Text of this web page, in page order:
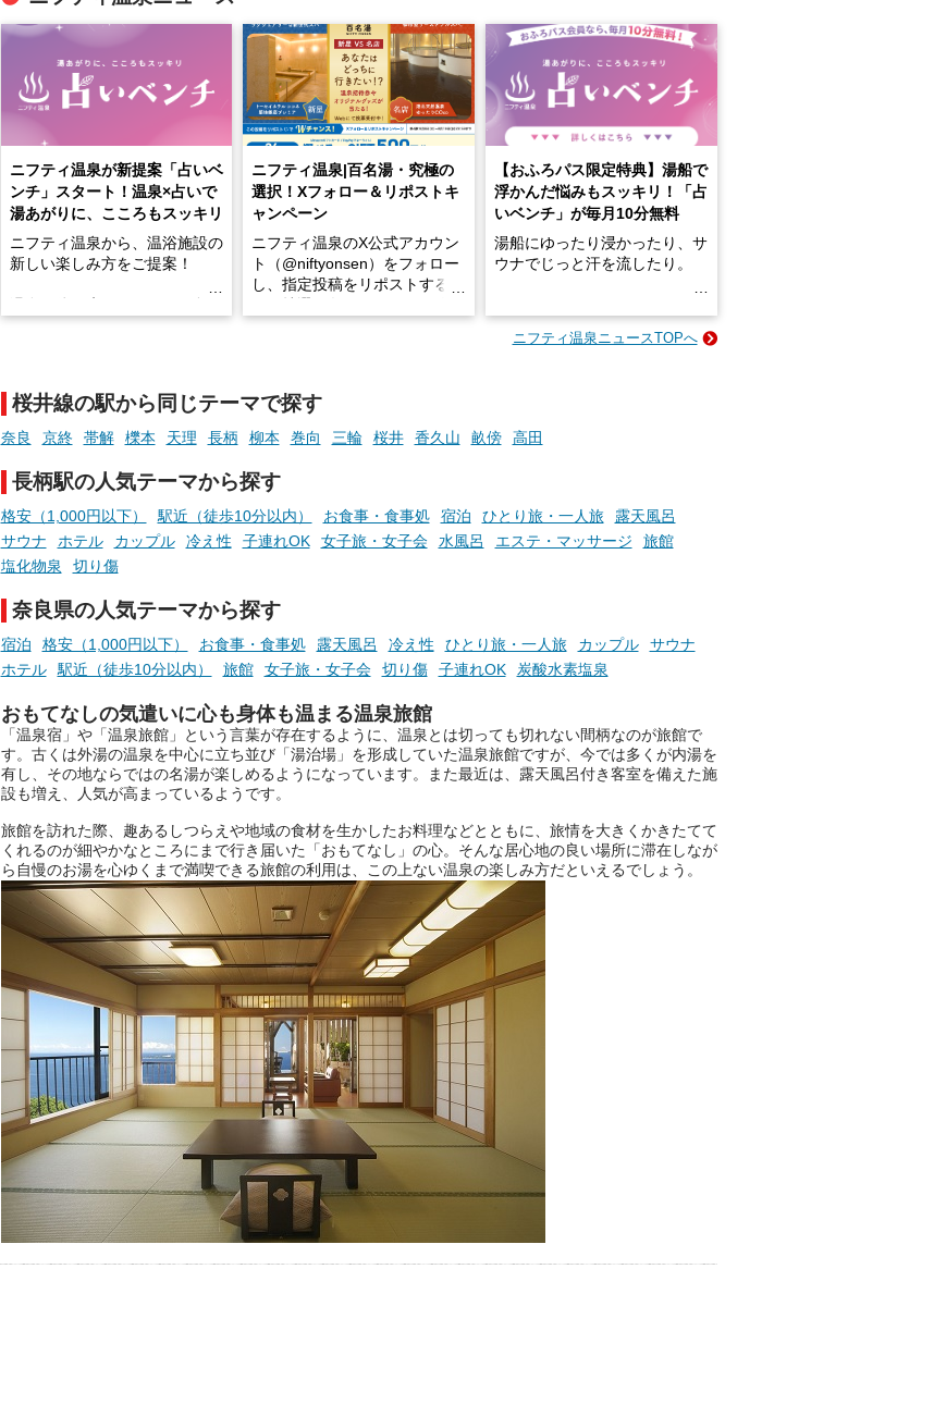
ニフティ温泉が新提案「占いベ
ンチ」スタート！温泉×占いで
湯あがりに、こころもスッキリ
ニフティ温泉から、温浴施設の
新しい楽しみ方をご提案！
手相やタロットなど気軽に楽し
める占いで、“ととのう”おふろ
時間を、もっと特別に。
ニフティ温泉|百名湯・究極の
選択！Xフォロー＆リポストキ
ャンペーン
ニフティ温泉のX公式アカウン
ト（@niftyonsen）をフォロー
し、指定投稿をリポストする
【おふろパス限定特典】湯船で
浮かんだ悩みもスッキリ！「占
いベンチ」が毎月10分無料
湯船にゆったり浸かったり、サ
ウナでじっと汗を流したり。
そんな「一人でぼんやり過ごす
でくることはありませんか？
お風呂でリラックスしているか
らこそ向き合える、大切な自分
の本音。
たら素敵ですよね。
は、そんなあなたの心のつぶや
きをプロの占い師に相談するこ
とができるサービスです。
おふろパス会員様なら、この特
別なひとときを「毎月10分無
料」でご利用いただけます。
お湯で体がほぐれたら、次は占
ニフティ温泉ニュースTOPへ
桜井線の駅から同じテーマで探す
奈良 京終 帯解 櫟本 天理 長柄 柳本 巻向 三輪 桜井 香久山 畝傍 高田
長柄駅の人気テーマから探す
格安（1,000円以下） 駅近（徒歩10分以内） お食事・食事処 宿泊 ひとり旅・一人旅
露天風呂
サウナ
ホテル カップル 冷え性 子連れOK 女子旅・女子会 水風呂 エステ・マッサージ
旅館
塩化物泉
切り傷
奈良県の人気テーマから探す
宿泊 格安（1,000円以下） お食事・食事処 露天風呂 冷え性 ひとり旅・一人旅 カップル
サウナ
ホテル
駅近（徒歩10分以内） 旅館 女子旅・女子会 切り傷 子連れOK 炭酸水素塩泉
おもてなしの気遣いに心も身体も温まる温泉旅館
「温泉宿」や「温泉旅館」という言葉が存在するように、温泉とは切っても切れない間柄なのが旅館で
す。古くは外湯の温泉を中心に立ち並び「湯治場」を形成していた温泉旅館ですが、今では多くが内湯を
有し、その地ならではの名湯が楽しめるようになっています。また最近は、露天風呂付き客室を備えた施
設も増え、人気が高まっているようです。
旅館を訪れた際、趣あるしつらえや地域の食材を生かしたお料理などとともに、旅情を大きくかきたてて
くれるのが細やかなところにまで行き届いた「おもてなし」の心。そんな居心地の良い場所に滞在しなが
ら自慢のお湯を心ゆくまで満喫できる旅館の利用は、この上ない温泉の楽しみ方だといえるでしょう。